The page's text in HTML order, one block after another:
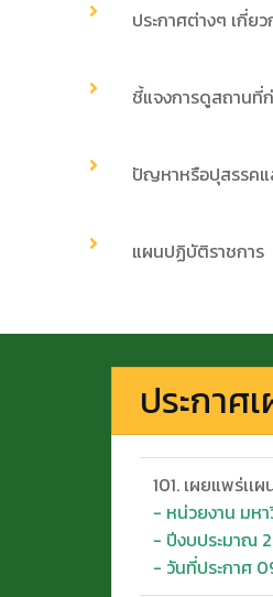
ประกาศต่างๆ เกี่
ชี้แจงการดูสถานที่
ปัญหาหรือปุสรรคแ
แผนปฏิบัติราชการ
ประกาศ
101. เผยแพร่เ
- หน่วยงาน มห
- ปีงบประมาณ
- วันที่ประกาศ